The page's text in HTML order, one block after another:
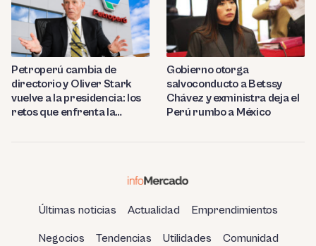
Petroperú cambia de
directorio y Oliver Stark
vuelve a la presidencia: los
retos que enfrenta la
Gobierno otorga
salvoconducto a Betssy
Chávez y exministra deja el
Perú rumbo a México
Últimas noticias Actualidad Emprendimientos
Negocios Tendencias Utilidades Comunidad